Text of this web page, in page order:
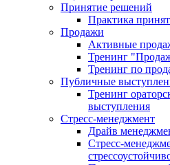
Принятие решений
Практика
Продажи
Активные
Тренинг
Тренинг по
Публичные
Тренинг
выступления
Стресс-менеджмент
Драйв
Стресс-